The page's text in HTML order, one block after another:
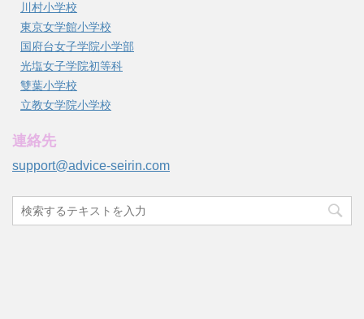
川村小学校
東京女学館小学校
国府台女子学院小学部
光塩女子学院初等科
雙葉小学校
立教女学院小学校
連絡先
support@advice-seirin.com